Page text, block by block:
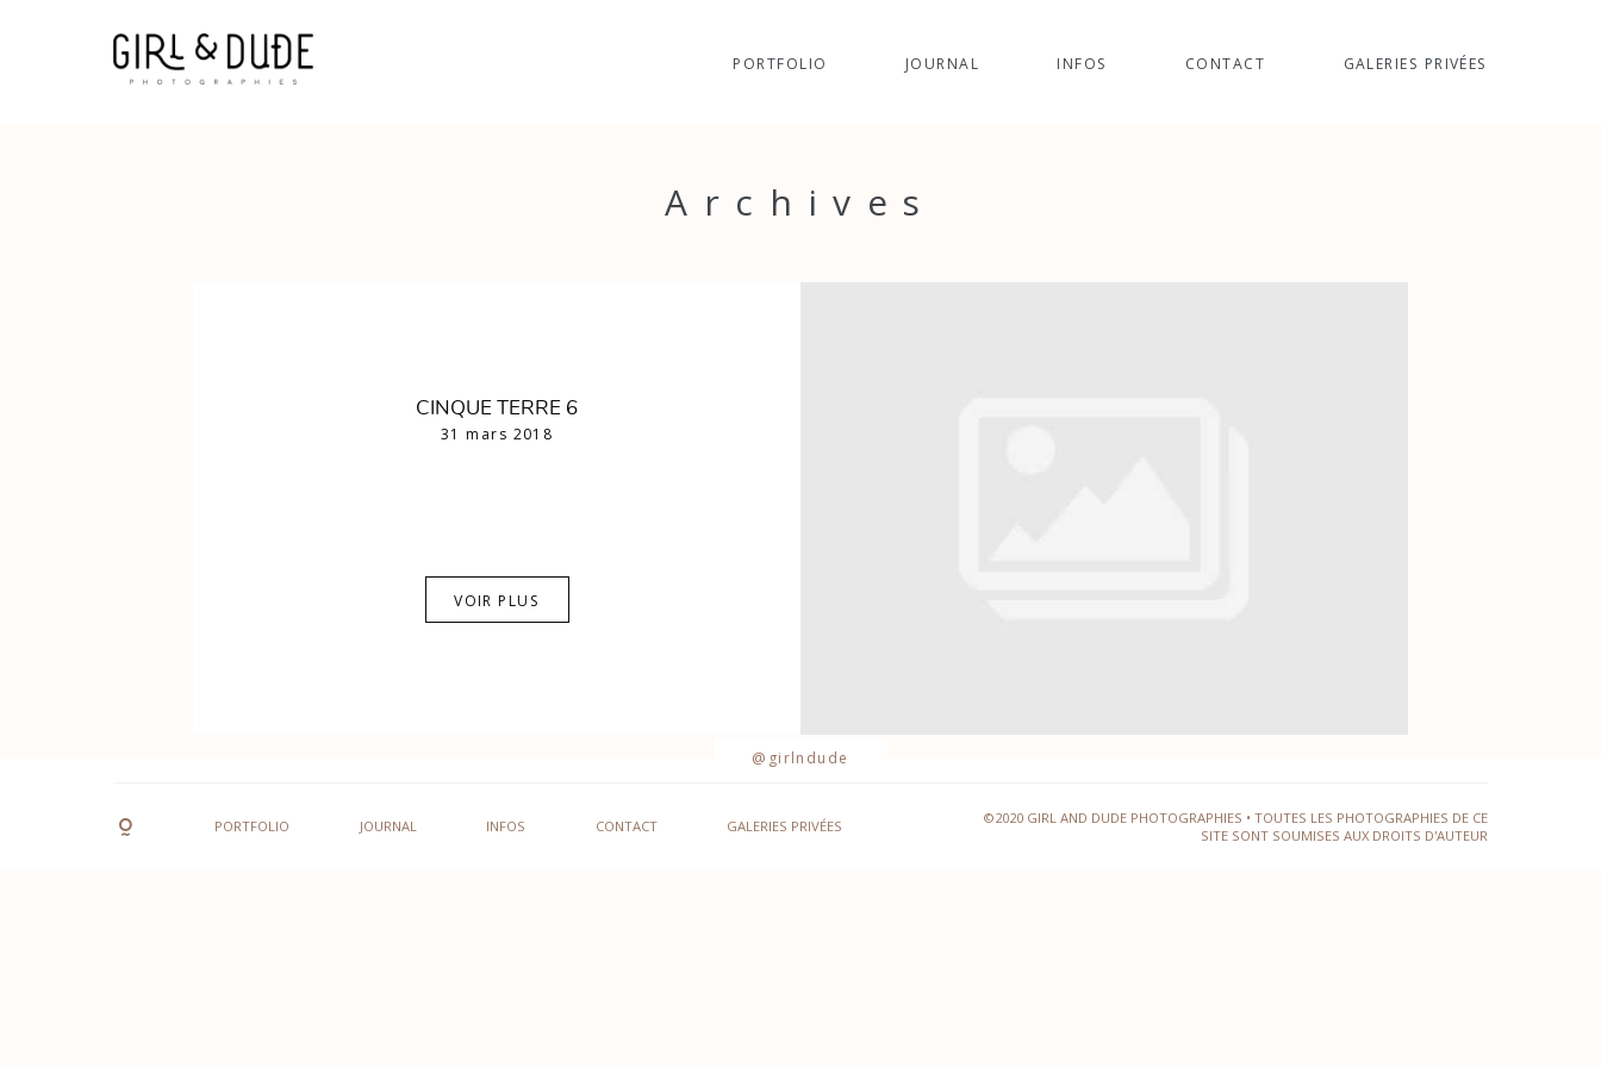
PORTFOLIO JOURNAL INFOS CONTACT GALERIES PRIVÉES
Archives
CINQUE TERRE 6
31 mars 2018
VOIR PLUS
@girlndude
PORTFOLIO JOURNAL INFOS CONTACT GALERIES PRIVÉES
©2020 GIRL AND DUDE PHOTOGRAPHIES • TOUTES LES PHOTOGRAPHIES DE CE
SITE SONT SOUMISES AUX DROITS D'AUTEUR